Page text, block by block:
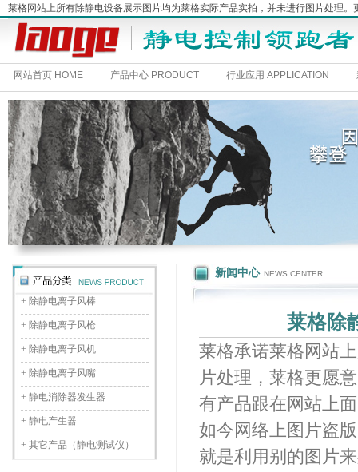
莱格网站上所有除静电设备展示图片均为莱格实际产品实拍，并未进行图片处理
网站首页 HOME 产品中心 PRODUCT 行业应用 APPLICATION
+ 除静电离子风棒
+ 除静电离子风枪
+ 除静电离子风机
+ 除静电离子风嘴
+ 静电消除器发生器
+ 静电产生器
+ 其它产品（静电测试仪）
新闻中心 NEWS CENTER
莱格除
莱格承诺莱格网站
片处理，莱格更愿
有产品跟在网站上
如今网络上图片盗
就是利用别的图片